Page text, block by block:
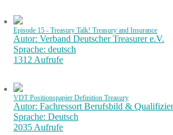
Episode 15 - Treasury Talk! Treasury and Insurance
Autor: Verband Deutscher Treasurer e.V.
Sprache: deutsch
1312 Aufrufe
VDT Positionspapier Definition Treasury
Autor: Fachressort Berufsbild &
Sprache: Deutsch
2035 Aufrufe